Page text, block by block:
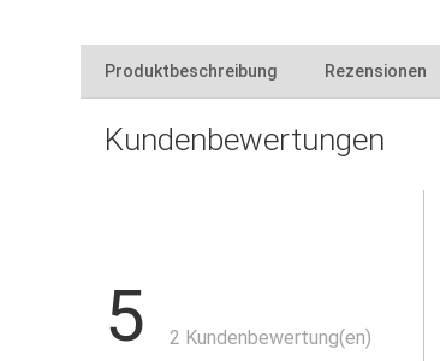
Produktbeschreibung
mit stufenloser Regulierung des
Rezensionen
Kundenbewertungen
5 2 Kundenbewertung(en)